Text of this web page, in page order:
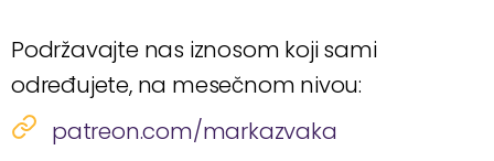
Podržavajte nas iznosom koji sami
određujete, na mesečnom nivou:
patreon.com/markazvaka